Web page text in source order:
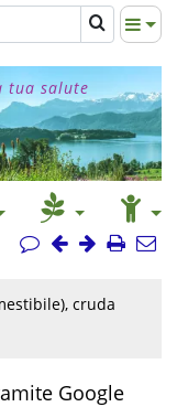
tua salute
cruda
Google